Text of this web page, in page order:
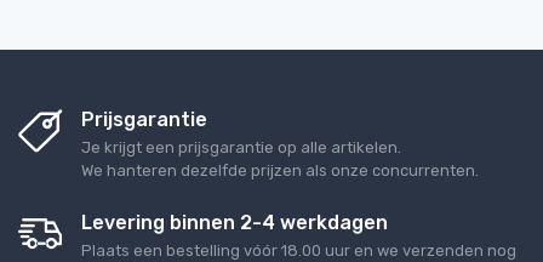
Prijsgarantie
Je krijgt een prijsgarantie op alle artikelen.
We hanteren dezelfde prijzen als onze concurrenten.
Levering binnen 2-4 werkdagen
Plaats een bestelling vóór 18.00 uur en we verzenden nog